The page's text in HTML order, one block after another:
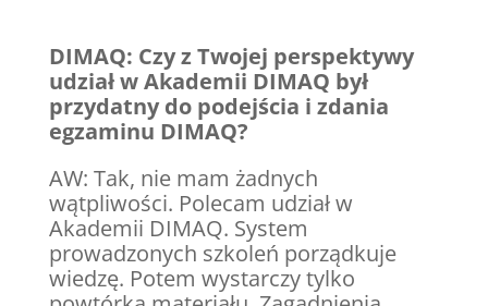
DIMAQ: Czy z Twojej perspektywy
udział w Akademii DIMAQ był
przydatny do podejścia i zdania
egzaminu DIMAQ?
AW: Tak, nie mam żadnych
wątpliwości. Polecam udział w
Akademii DIMAQ. System
prowadzonych szkoleń porządkuje
wiedzę. Potem wystarczy tylko